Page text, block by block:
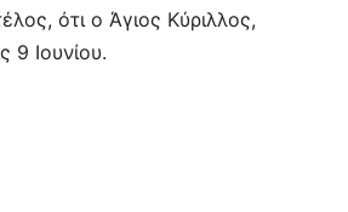
ότι ο Άγιος Κύριλλος,
9 Ιουνίου.